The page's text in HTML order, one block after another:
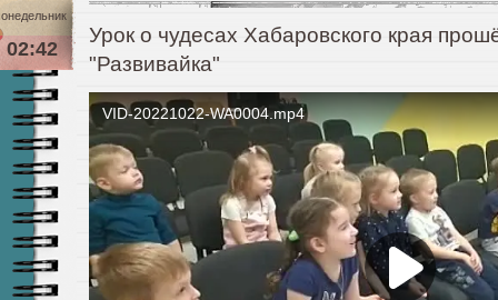
02:42
Урок о чудесах Хабаровского края
"Развивайка"